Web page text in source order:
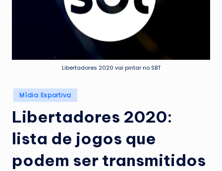
Libertadores 2020 vai pintar no SBT
Posted
in
Mídia Esportiva
Libertadores 2020:
lista de jogos que
podem ser transmitidos